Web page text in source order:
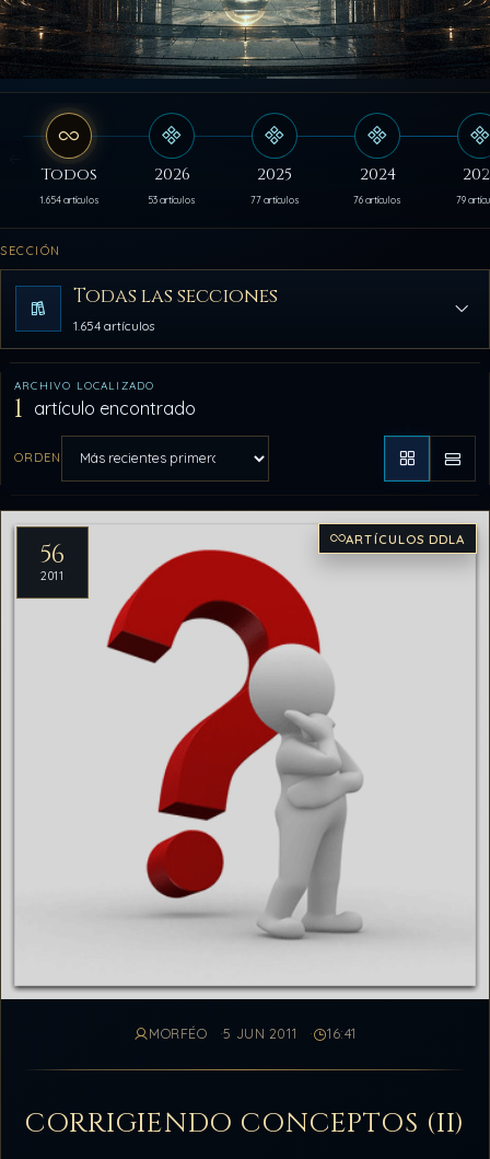
Todos
1.654 artículos
2026
53 artículos
2025
77 artículos
2024
76 artículos 79
SECCIÓN
Todas las secciones
1.654 artículos
ARCHIVO LOCALIZADO
1 artículo encontrado
ORDEN
Artículos del archivo
56
2011
ARTÍCULOS DDLA
MORFÉO 5 JUN 2011 16:41
CORRIGIENDO CONCEPTOS (II)